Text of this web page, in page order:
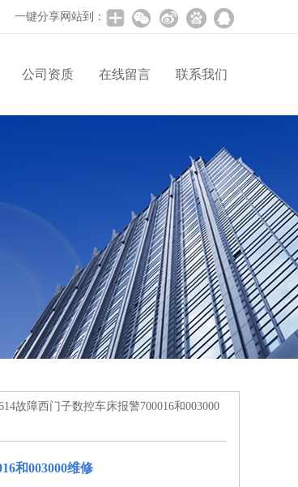
一键分享网站到：
公司资质 在线留言 联系我们
故障西门子数控车床报警700016和003000
和003000维修